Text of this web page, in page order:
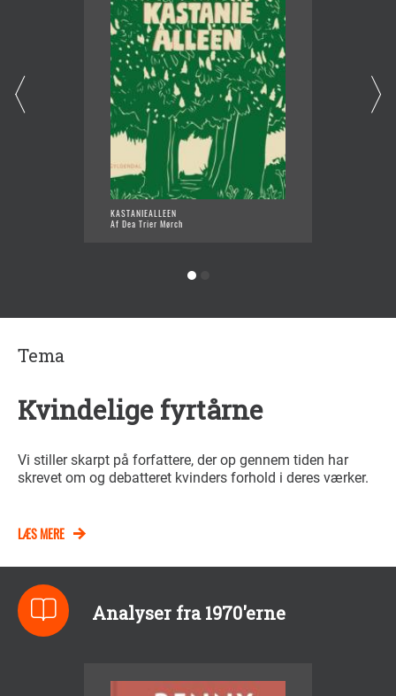
KASTANIEALLEEN
Af Dea Trier Mørch
Tema
Kvindelige fyrtårne
Vi stiller skarpt på forfattere, der op gennem tiden har
skrevet om og debatteret kvinders forhold i deres værker.
LÆS MERE
Analyser fra 1970'erne